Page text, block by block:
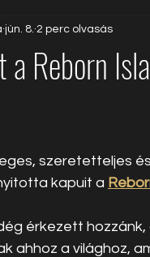
Reborn
jún. 8. 2 perc olvasás
szeretetteljes
kapuit a
érkezett hozzánk,
ahhoz a világhoz,